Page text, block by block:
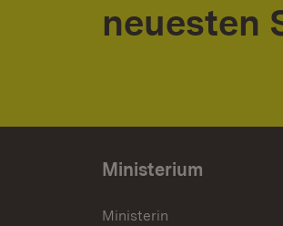
neuesten
Ministerium
Ministerin